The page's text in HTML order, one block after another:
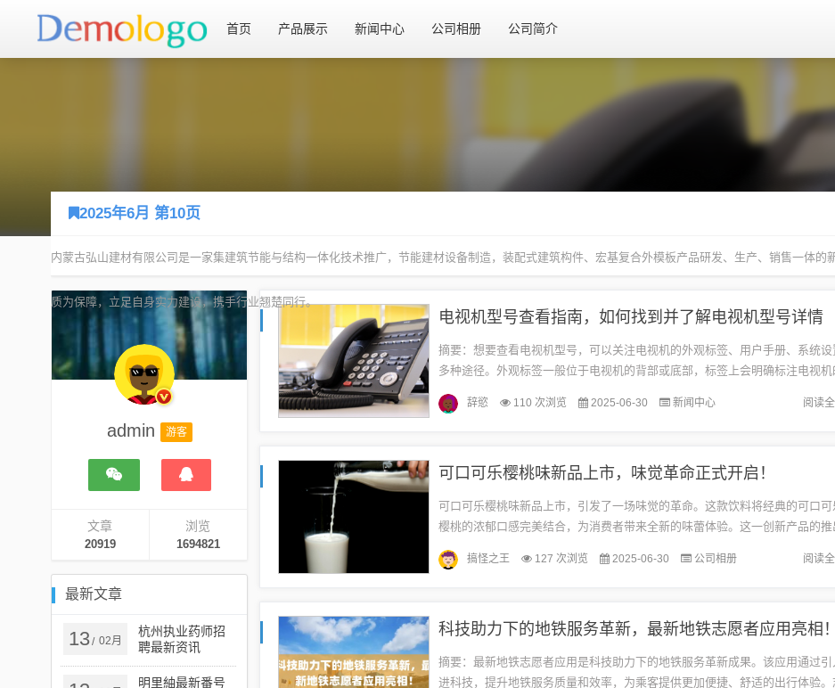
首页 产品展示 新闻中心 公司相册 公司简介
2025年6月 第10页
内蒙古弘山建材有限公司是一家集建筑节能与结构一体化技术推广，节能建材设备制造，装配式建筑构件、宏基复合外模板产品研发、生产、销售一体
质为保障，立足自身实力建设，携手行业翘楚同行。
您现在的位置： 首页 2025年6月 第10页
admin 游客
文章
20919
浏览
1694821
最新文章
13/ 02月
杭州执业药师招
聘最新资讯
明里紬最新番号
电视机型号查看指南，如何找到并了解电视机型号详情
摘要：想要查看电视机型号，可以关注电视机的外观标签、用户手册、系统设
多种途径。外观标签一般位于电视机的背部或底部，标签上会明确标注电视机
号信息。用户手册中也会有详细的型号说明。部分电视机还可在系统设置中查
型...
阅读
辞慾 110 次浏览 2025-06-30 新闻中心
可口可乐樱桃味新品上市，味觉革命正式开启！
可口可乐樱桃味新品上市，引发了一场味觉的革命。这款饮料将经典的可口可
樱桃的浓郁口感完美结合，为消费者带来全新的味蕾体验。这一创新产品的推
必将引发市场热潮，满足消费者对口味多样化的需求。背景介绍在饮料市场竞
日...
阅读
搞怪之王 127 次浏览 2025-06-30 公司相册
科技助力下的地铁服务革新，最新地铁志愿者应用亮相！
摘要：最新地铁志愿者应用是科技助力下的地铁服务革新成果。该应用通过引
进科技，提升地铁服务质量和效率，为乘客提供更加便捷、舒适的出行体验。